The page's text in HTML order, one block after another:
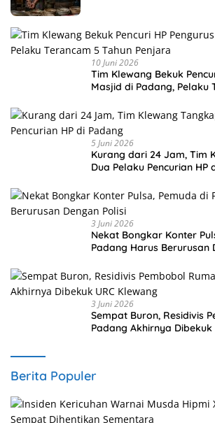
10 Juni 2026
Tim Klewang Bekuk
Masjid di Padang, Pelaku
5 Juni 2026
Kurang dari 24 Jam, Tim
Dua Pelaku Pencurian HP
3 Juni 2026
Nekat Bongkar Konter
Padang Harus Berurusan
3 Juni 2026
Sempat Buron, Residivis
Padang Akhirnya Dibekuk
Berita Populer